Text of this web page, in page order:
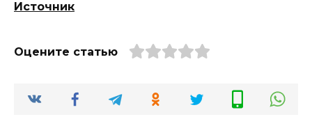
Источник
Оцените статью